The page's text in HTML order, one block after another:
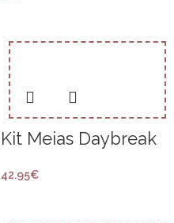
Kit Meias Daybreak
42.95€